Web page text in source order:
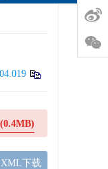
(0.4MB)
XML下载